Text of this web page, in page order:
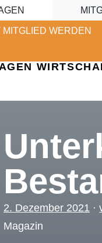
MITGLIED WERDEN
2. Dezember 2021 ·
Magazin